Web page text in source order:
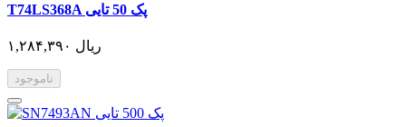
T74LS368A پک 50 تایی
۱,۲۸۴,۳۹۰ ریال
ناموجود